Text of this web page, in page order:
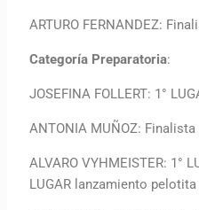
ARTURO FERNANDEZ:
Categoría Preparatoria:
JOSEFINA FOLLERT: 1°
ANTONIA MUÑOZ:
ALVARO VYHMEISTER: 1°
LUGAR lanzamiento pelotita